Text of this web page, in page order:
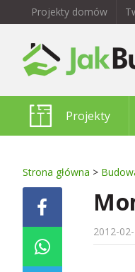
Projekty domów
Projekty
Strona główna >
2012-